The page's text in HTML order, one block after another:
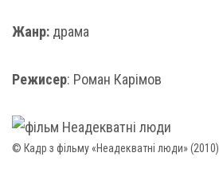
Жанр: драма
Режисер: Роман Карімов
© Кадр з фільму «Неадекватні люди» (2010)